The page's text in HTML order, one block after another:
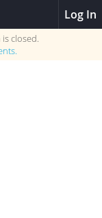
Log In
closed.